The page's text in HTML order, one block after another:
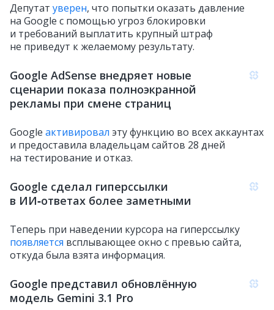
Депутат уверен, что попытки оказать давление
на Google с помощью угроз блокировки
и требований выплатить крупный штраф
не приведут к желаемому результату.
Google AdSense внедряет новые
сценарии показа полноэкранной
рекламы при смене страниц
Google активировал эту функцию во всех аккаунтах
и предоставила владельцам сайтов 28 дней
на тестирование и отказ.
Google сделал гиперссылки
в ИИ‑ответах более заметными
Теперь при наведении курсора на гиперссылку
появляется всплывающее окно с превью сайта,
откуда была взята информация.
Google представил обновлённую
модель Gemini 3.1 Pro